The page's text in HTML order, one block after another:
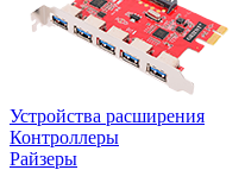
Устройства расширения
Контроллеры
Райзеры